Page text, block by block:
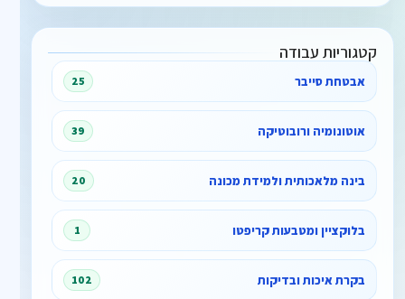
קטגוריות עבודה
אבטחת סייבר 25
אוטונומיה ורובוטיקה 39
בינה מלאכותית ולמידת מכונה 20
בלוקציין ומטבעות קריפטו 1
בקרת איכות ובדיקות 102